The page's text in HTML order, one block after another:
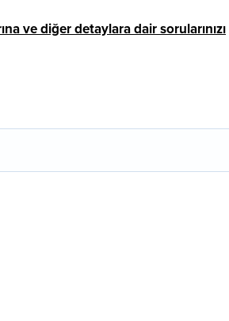
ve diğer detaylara dair sorularınızı